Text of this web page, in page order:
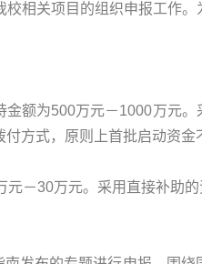
相关项目的组织申报工作
额为500万元－1000万元
方式，原则上首批启动资金
－30万元。采用直接补助的